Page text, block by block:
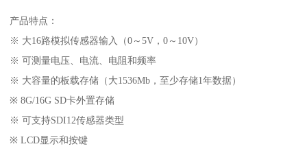
产品特点：
※ 大16路模拟传感器输入（0～5V，0～10V）
※ 可测量电压、电流、电阻和频率
※ 大容量的板载存储（大1536Mb，至少存储1年数据）
※ 8G/16G SD卡外置存储
※ 可支持SDI12传感器类型
※ LCD显示和按键